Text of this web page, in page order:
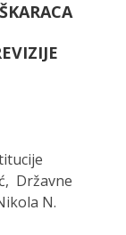
Državne
N.